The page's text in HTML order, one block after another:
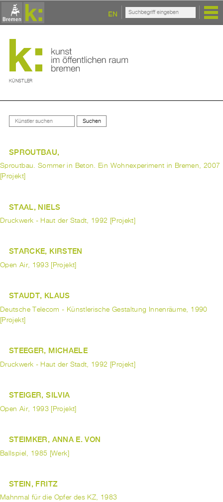
EN
KÜNSTLER
SPROUTBAU,
Sproutbau. Sommer in Beton. Ein Wohnexperiment in Bremen, 2007
[Projekt]
STAAL, NIELS
Druckwerk - Haut der Stadt, 1992 [Projekt]
STARCKE, KIRSTEN
Open Air, 1993 [Projekt]
STAUDT, KLAUS
Deutsche Telecom - Künstlerische Gestaltung Innenräume, 1990
[Projekt]
STEEGER, MICHAELE
Druckwerk - Haut der Stadt, 1992 [Projekt]
STEIGER, SILVIA
Open Air, 1993 [Projekt]
STEIMKER, ANNA E. VON
Ballspiel, 1985 [Werk]
STEIN, FRITZ
Mahnmal für die Opfer des KZ, 1983